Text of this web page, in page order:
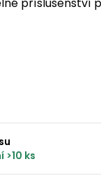
příslušenství
>10 ks